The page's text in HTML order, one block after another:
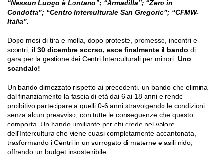
“Nessun Luogo è Lontano”; “Armadilla”; “Zero in
Condotta”; “Centro Interculturale San Gregorio”; “CFMW-
Italia”.
Dopo mesi di tira e molla, dopo proteste, promesse, incontri e
scontri, il 30 dicembre scorso, esce finalmente il bando di
gara per la gestione dei Centri Interculturali per minori. Uno
scandalo!
Un bando dimezzato rispetto ai precedenti, un bando che elimina
dal finanziamento la fascia di età dai 6 ai 18 anni e rende
proibitivo partecipare a quelli 0-6 anni stravolgendo le condizioni
senza alcun preavviso, con tutte le conseguenze che questo
comporta. Un bando umiliante per chi crede nel valore
dell’Intercultura che viene quasi completamente accantonata,
trasformando i Centri in un surrogato di materne e asili nido,
offrendo un budget insostenibile.